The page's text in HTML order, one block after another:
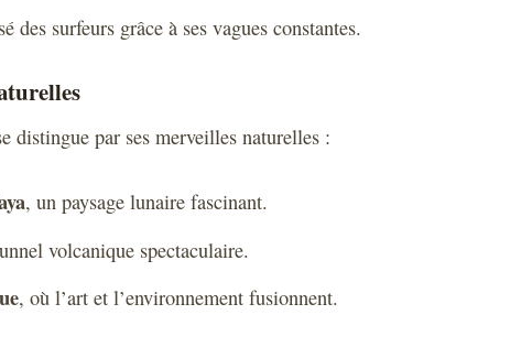
des surfeurs grâce à ses vagues constantes.
distingue par ses merveilles naturelles :
, un paysage lunaire fascinant.
volcanique spectaculaire.
, où l’art et l’environnement fusionnent.